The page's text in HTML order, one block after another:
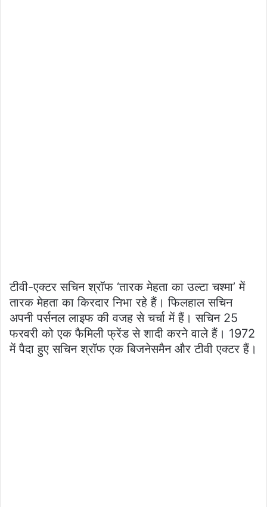
टीवी-एक्टर सचिन श्रॉफ ‘तारक मेहता का उल्टा चश्मा’ में
तारक मेहता का किरदार निभा रहे हैं। फिलहाल सचिन
अपनी पर्सनल लाइफ की वजह से चर्चा में हैं। सचिन 25
फरवरी को एक फैमिली फ्रेंड से शादी करने वाले हैं। 1972
में पैदा हुए सचिन श्रॉफ एक बिजनेसमैन और टीवी एक्टर हैं।